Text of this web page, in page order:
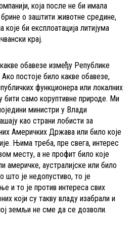
која после не би имала
о заштити животне средине,
би експлоатација литијума
крај.
обавезе између Републике
постоје било какве обавезе,
функционера или локалних
бити само коруптивне природе. Ми
министри у Влади
као страни лобисти за
Америчких Држава или било које
Њима треба, пре свега, интерес
месту, а не профит било које
америчке, аустралијске или било
што је недопустиво, то је
и то је против интереса свих
који су такву владу изабрали и
земљи не сме да се дозволи.